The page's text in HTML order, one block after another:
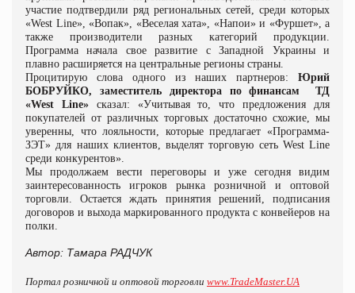
участие подтвердили ряд региональных сетей, среди которых
«West Line», «Вопак», «Веселая хата», «Напои» и «Фуршет», а
также производители разных категорий продукции.
Программа начала свое развитие с Западной Украины и
плавно расширяется на центральные регионы страны.
Процитирую слова одного из наших партнеров: Юрий
БОБРУЙКО, заместитель директора по финансам
ТД
«West Line»сказал: «Учитывая то, что предложения для
покупателей от различных торговых достаточно схожие, мы
уверенны, что лояльности, которые предлагает «Программа-
ЗЭТ» для наших клиентов, выделят торговую сеть West Line
среди конкурентов».
Мы продолжаем вести переговоры и уже сегодня видим
заинтересованность игроков рынка розничной и оптовой
торговли. Остается ждать принятия решений, подписания
договоров и выхода маркированного продукта с конвейеров на
полки.
Автор: Тамара РАДЧУК
Портал розничной и оптовой торговли www.TradeMaster.UA